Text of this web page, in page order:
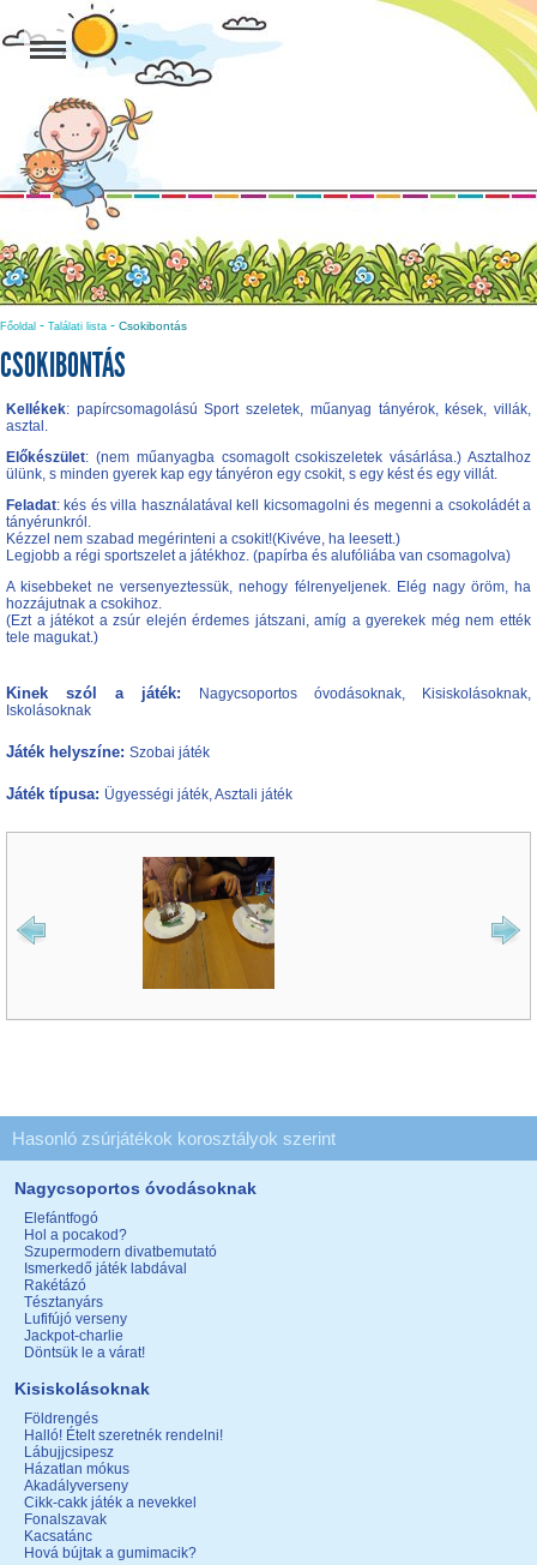
Főoldal - Találati lista - Csokibontás
CSOKIBONTÁS
Kellékek: papírcsomagolású Sport szeletek, műanyag tányérok, kések, villák,
asztal.
Előkészület: (nem műanyagba csomagolt csokiszeletek vásárlása.) Asztalhoz
ülünk, s minden gyerek kap egy tányéron egy csokit, s egy kést és egy villát.
Feladat: kés és villa használatával kell kicsomagolni és megenni a csokoládét a
tányérunkról.
Kézzel nem szabad megérinteni a csokit!(Kivéve, ha leesett.)
Legjobb a régi sportszelet a játékhoz. (papírba és alufóliába van csomagolva)
A kisebbeket ne versenyeztessük, nehogy félrenyeljenek. Elég nagy öröm, ha
hozzájutnak a csokihoz.
(Ezt a játékot a zsúr elején érdemes játszani, amíg a gyerekek még nem ették
tele magukat.)
Kinek szól a játék:
Nagycsoportos óvodásoknak, Kisiskolásoknak,
Iskolásoknak
Játék helyszíne: Szobai játék
Játék típusa: Ügyességi játék, Asztali játék
Hasonló zsúrjátékok korosztályok szerint
Nagycsoportos óvodásoknak
Elefántfogó
Hol a pocakod?
Szupermodern divatbemutató
Ismerkedő játék labdával
Rakétázó
Tésztanyárs
Lufifújó verseny
Jackpot-charlie
Döntsük le a várat!
Kisiskolásoknak
Földrengés
Halló! Ételt szeretnék rendelni!
Lábujjcsipesz
Házatlan mókus
Akadályverseny
Cikk-cakk játék a nevekkel
Fonalszavak
Kacsatánc
Hová bújtak a gumimacik?